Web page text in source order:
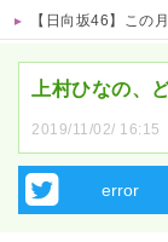
【日向坂46】この月
上村ひなの、
2019/11/02/ 16:15
error